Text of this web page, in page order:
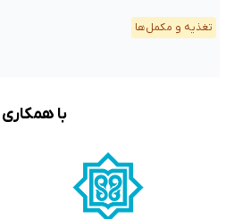
تغذیه و مکمل‌ها
با همکاری